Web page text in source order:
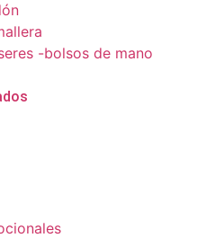
-bolsos de mano